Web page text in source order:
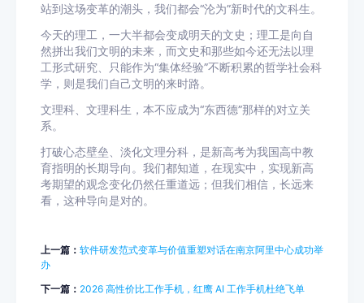
站到这场变革的潮头，我们都会“沦为”新时代的文科生。
今天的理工，一大半都会变成明天的文史；理工是向自
然拼出我们文明的未来，而文史和那些如今还无法以理
工形式研究、只能作为“集体经验”不断积累的哲学社会科
学，则是我们自己文明的来时路。
文理科、文理科生，本不应成为“东西德”那样的对立关
系。
打破心态壁垒、淡化文理分科，是新高考为我国高中教
育指明的长期导向。我们都知道，在现实中，实现新高
考期望的观念变化仍然任重道远；但我们相信，长远来
看，这种导向是对的。
上一篇： 软件研发范式变革与价值重塑对话在南京阿里中心成功举
办
下一篇： 2026 高性价比工作手机，红鹰 AI 工作手机杜绝飞单